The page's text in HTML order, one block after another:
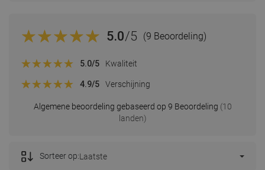
5.0/5 (9 Beoordeling)
Algemene beoordeling gebaseerd op 9 Beoordeling (10
landen)
5.0/5 Kwaliteit
4.9/5 Verschijning
Sorteer op:Laatste